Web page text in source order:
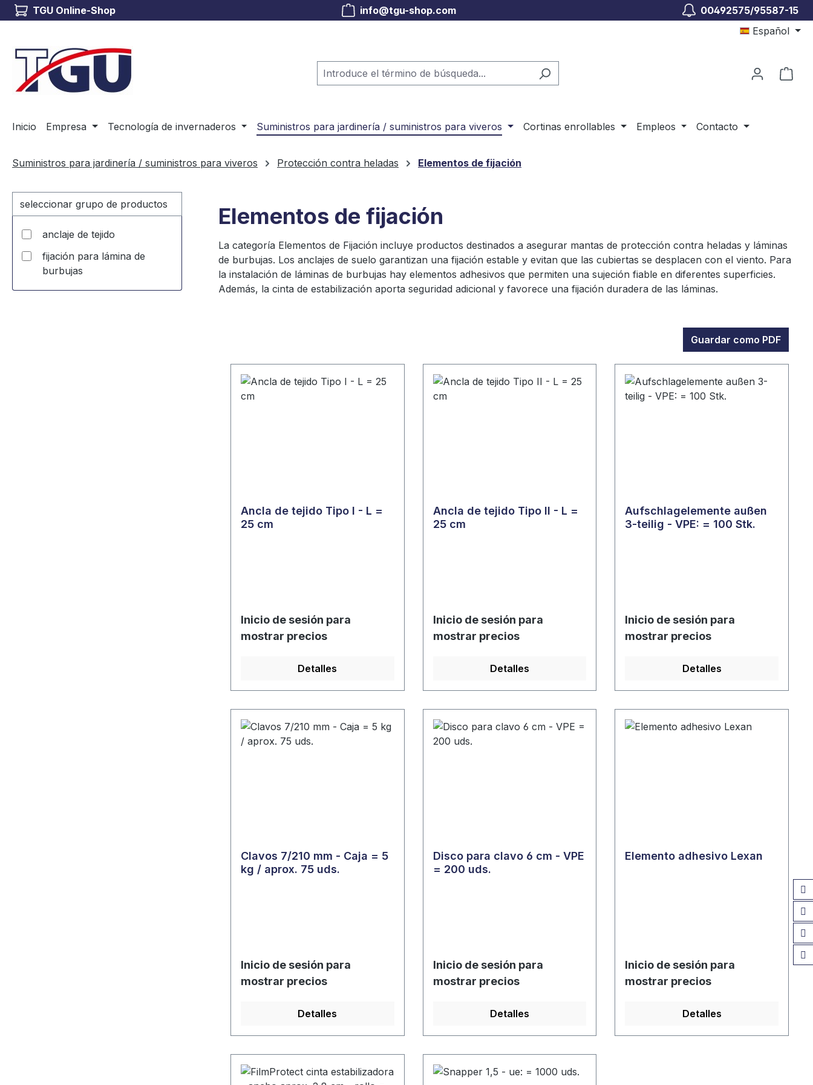
al contenido principal
Saltar a la búsqueda
Saltar a la navegación principal
TGU Online-Shop info@tgu-shop.com
00492575/95587-15
Español
El
Inicio Empresa Tecnología de invernaderos Suministros para jardinería / suministros para viveros Cortinas enrollables Empleos Contacto
Suministros para jardinería / suministros para viveros Protección contra heladas Elementos de fijación
seleccionar grupo de productos
anclaje de tejido
fijación para lámina de
burbujas
Elementos de fijación
La categoría Elementos de Fijación incluye productos destinados a asegurar mantas de protección contra heladas y láminas
de burbujas. Los anclajes de suelo garantizan una fijación estable y evitan que las cubiertas se desplacen con el viento. Para
la instalación de láminas de burbujas hay elementos adhesivos que permiten una sujeción fiable en diferentes superficies.
Además, la cinta de estabilización aporta seguridad adicional y favorece una fijación duradera de las láminas.
Guardar como PDF
Ancla de tejido Tipo I - L =
25 cm
Inicio de sesión para
mostrar precios
Detalles
Ancla de tejido Tipo II - L =
25 cm
Inicio de sesión para
mostrar precios
Detalles
Aufschlagelemente außen
3-teilig - VPE: = 100 Stk.
Inicio de sesión para
mostrar precios
Detalles
Clavos 7/210 mm - Caja = 5
kg / aprox. 75 uds.
Inicio de sesión para
mostrar precios
Detalles
Disco para clavo 6 cm - VPE
= 200 uds.
Inicio de sesión para
mostrar precios
Detalles
Elemento adhesivo Lexan
Inicio de sesión para
mostrar precios
Detalles